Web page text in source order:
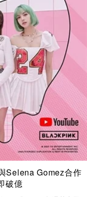
Selena Gomez合作
破億